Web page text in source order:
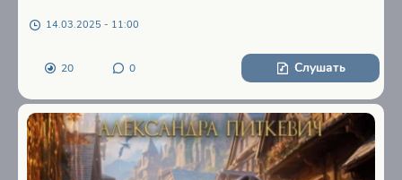
14.03.2025 - 11:00
20 0 Слушать